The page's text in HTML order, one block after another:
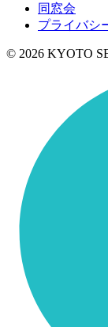
同窓会
プライバシ
© 2026 KYOTO